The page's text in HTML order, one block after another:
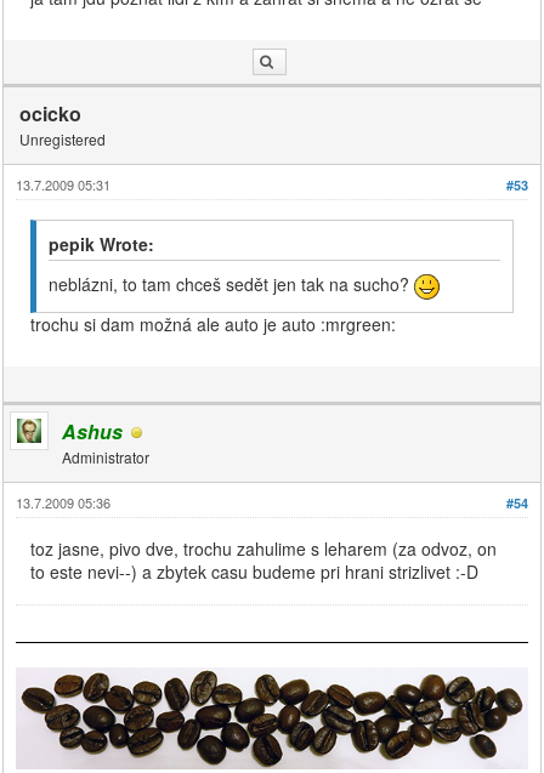
ocicko
Unregistered
#53
13.7.2009 05:31
pepik Wrote:
neblázni, to tam chceš sedět jen tak na sucho?
trochu si dam možná ale auto je auto :mrgreen:
Ashus
Administrator
#54
13.7.2009 05:36
toz jasne, pivo dve, trochu zahulime s leharem (za odvoz, on
to este nevi--) a zbytek casu budeme pri hrani strizlivet :-D